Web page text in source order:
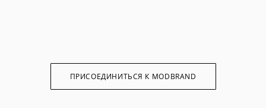
ПРИСОЕДИНИТЬСЯ К MODBRAND